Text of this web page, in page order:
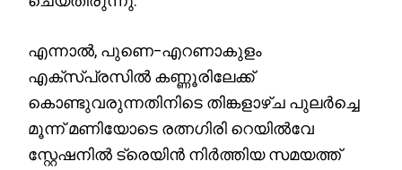
എന്നാൽ, പുണെ–എറണാകുളം
എക്‌സ്പ്രസിൽ കണ്ണൂരിലേക്ക്
കൊണ്ടുവരുന്നതിനിടെ തിങ്കളാഴ്ച പുലർച്ചെ
മൂന്ന് മണിയോടെ രത്നഗിരി റെയിൽവേ
സ്റ്റേഷനിൽ ട്രെയിൻ നിർത്തിയ സമയത്ത്